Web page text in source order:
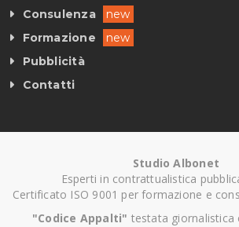
Consulenza
new
Formazione
new
Pubblicità
Contatti
Studio Albonet
Esperti in contrattualistica
Certificato ISO 9001 per formazione e
"Codice Appalti" testata giornalistica